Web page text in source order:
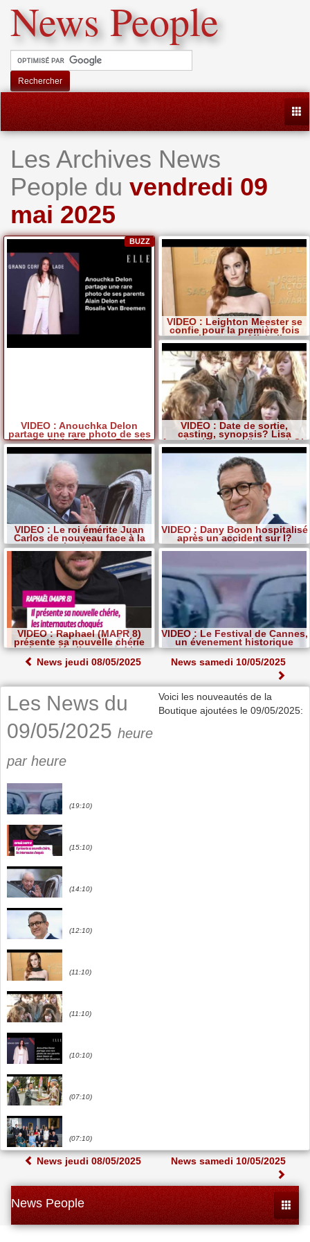
News People
Rechercher
Les Archives News
People du vendredi 09
mai 2025
VIDEO : Anouchka Delon
partage une rare photo de ses
parents Alain Delon et Rosalie
Van Breemen
BUZZ
VIDEO : Leighton Meester se
confie pour la première fois
sur la mort de Michelle
Trachtenberg
VIDEO : Date de sortie,
casting, synopsis? Lisa
Azuelos lève le voile sur « LOL
2.0 »
VIDEO : Le roi émérite Juan
Carlos de nouveau face à la
justice
VIDEO : Dany Boon hospitalisé
après un accident sur l?
autoroute
VIDEO : Raphael (MAPR 8)
présente sa nouvelle chérie
mais un détail surprend les
internautes
VIDEO : Le Festival de Cannes,
un évenement historique
News jeudi 08/05/2025
News samedi 10/05/2025
Les News du
09/05/2025 heure
par heure
(19:10)
(15:10)
(14:10)
(12:10)
(11:10)
(11:10)
(10:10)
(07:10)
(07:10)
Voici les nouveautés de la
Boutique ajoutées le 09/05/2025:
News jeudi 08/05/2025 News samedi 10/05/2025
News People